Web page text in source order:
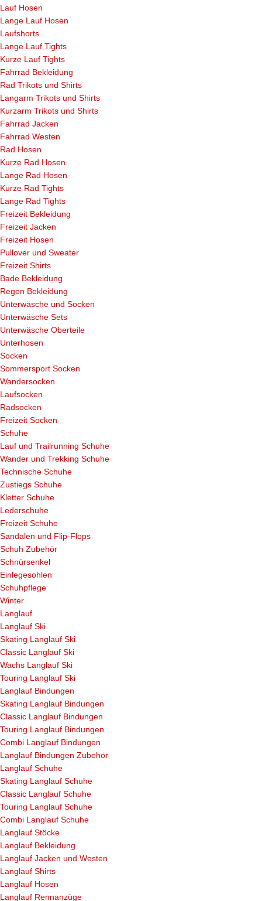
Lauf Hosen
Lange Lauf Hosen
Laufshorts
Lange Lauf Tights
Kurze Lauf Tights
Fahrrad Bekleidung
Rad Trikots und Shirts
Langarm Trikots und Shirts
Kurzarm Trikots und Shirts
Fahrrad Jacken
Fahrrad Westen
Rad Hosen
Kurze Rad Hosen
Lange Rad Hosen
Kurze Rad Tights
Lange Rad Tights
Freizeit Bekleidung
Freizeit Jacken
Freizeit Hosen
Pullover und Sweater
Freizeit Shirts
Bade Bekleidung
Regen Bekleidung
Unterwäsche und Socken
Unterwäsche Sets
Unterwäsche Oberteile
Unterhosen
Socken
Sommersport Socken
Wandersocken
Laufsocken
Radsocken
Freizeit Socken
Schuhe
Lauf und Trailrunning Schuhe
Wander und Trekking Schuhe
Technische Schuhe
Zustiegs Schuhe
Kletter Schuhe
Lederschuhe
Freizeit Schuhe
Sandalen und Flip-Flops
Schuh Zubehör
Schnürsenkel
Einlegesohlen
Schuhpflege
Winter
Langlauf
Langlauf Ski
Skating Langlauf Ski
Classic Langlauf Ski
Wachs Langlauf Ski
Touring Langlauf Ski
Langlauf Bindungen
Skating Langlauf Bindungen
Classic Langlauf Bindungen
Touring Langlauf Bindungen
Combi Langlauf Bindungen
Langlauf Bindungen Zubehör
Langlauf Schuhe
Skating Langlauf Schuhe
Classic Langlauf Schuhe
Touring Langlauf Schuhe
Combi Langlauf Schuhe
Langlauf Stöcke
Langlauf Bekleidung
Langlauf Jacken und Westen
Langlauf Shirts
Langlauf Hosen
Langlauf Rennanzüge